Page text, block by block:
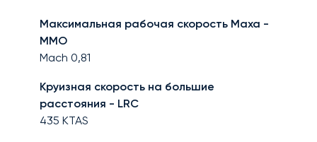
Максимальная рабочая скорость Маха -
MMO
Mach 0,81
Круизная скорость на большие
расстояния - LRC
435 KTAS